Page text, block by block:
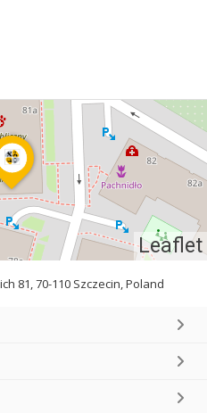
Leaflet
81, 70-110 Szczecin, Poland